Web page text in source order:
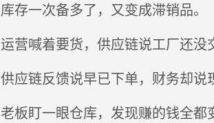
库存一次备多了，又变成滞销品。
运营喊着要货，供应链说工厂还没
供应链反馈说早已下单，财务却说
老板盯一眼仓库，发现赚的钱全都